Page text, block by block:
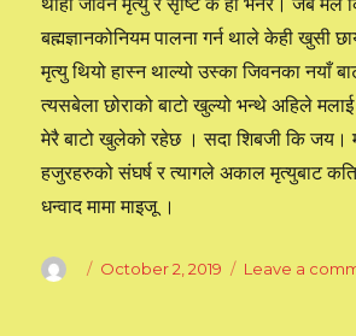
बह्मज्ञानकोनियम पालना गर्न थाले केही खुसी
मृत्यु थियो हास्न थाल्यो उस्का जिवनका नयाँ
त्यसबेला छोराको बाटो खुल्यो भन्थे अहिले
मेरै बाटो खुलेको रहेछ । सदा शिबजी कि जय।
हजुरहरुको संघर्ष र त्यागले अकाल मृत्युबाट
धन्वाद मामा माइजू ।
Author
Posted
October 2, 2019 Leave a